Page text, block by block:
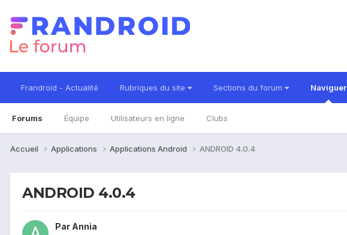
Frandroid - Actualité Rubriques du site Sections du forum Naviguer
Forums Équipe Utilisateurs en ligne Clubs
Accueil Applications Applications Android ANDROID 4.0.4
ANDROID 4.0.4
Par Annia